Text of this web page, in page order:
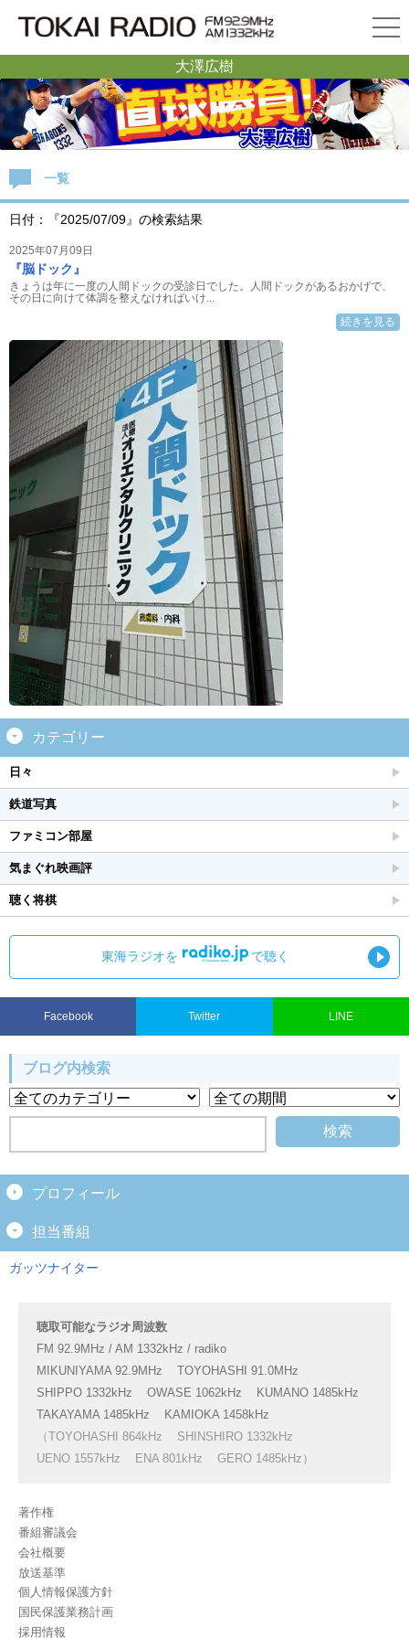
大澤広樹
一覧
日付：『2025/07/09』の検索結果
2025年07月09日
『脳ドック』
きょうは年に一度の人間ドックの受診日でした。人間ドックがあるおかげで、
その日に向けて体調を整えなければいけ...
続きを見る
カテゴリー
日々
鉄道写真
ファミコン部屋
気まぐれ映画評
聴く将棋
東海ラジオを で聴く
Facebook Twitter LINE
ブログ内検索
プロフィール
担当番組
ガッツナイター
聴取可能なラジオ周波数
FM 92.9MHz / AM 1332kHz / radiko
MIKUNIYAMA 92.9MHz
TOYOHASHI 91.0MHz
SHIPPO 1332kHz
OWASE 1062kHz
KUMANO 1485kHz
TAKAYAMA 1485kHz
KAMIOKA 1458kHz
（TOYOHASHI 864kHz
SHINSHIRO 1332kHz
UENO 1557kHz
ENA 801kHz GERO 1485kHz）
著作権
番組審議会
会社概要
放送基準
個人情報保護方針
国民保護業務計画
採用情報